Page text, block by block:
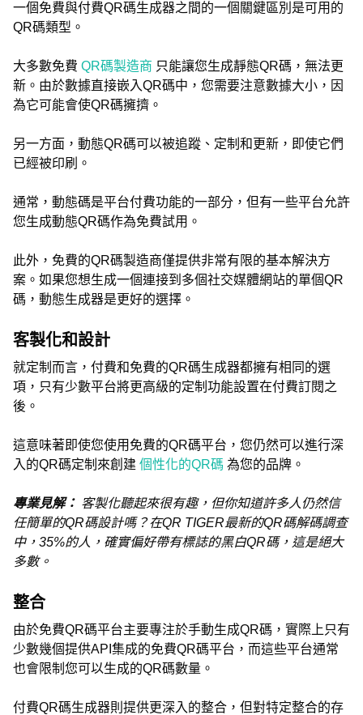
一個免費與付費QR碼生成器之間的一個關鍵區別是可用的
QR碼類型。
大多數免費 QR碼製造商 只能讓您生成靜態QR碼，無法更
新。由於數據直接嵌入QR碼中，您需要注意數據大小，因
為它可能會使QR碼擁擠。
另一方面，動態QR碼可以被追蹤、定制和更新，即使它們
已經被印刷。
通常，動態碼是平台付費功能的一部分，但有一些平台允許
您生成動態QR碼作為免費試用。
此外，免費的QR碼製造商僅提供非常有限的基本解決方
案。如果您想生成一個連接到多個社交媒體網站的單個QR
碼，動態生成器是更好的選擇。
客製化和設計
就定制而言，付費和免費的QR碼生成器都擁有相同的選
項，只有少數平台將更高級的定制功能設置在付費訂閱之
後。
這意味著即使您使用免費的QR碼平台，您仍然可以進行深
入的QR碼定制來創建 個性化的QR碼 為您的品牌。
專業見解： 客製化聽起來很有趣，但你知道許多人仍然信
任簡單的QR碼設計嗎？在QR TIGER最新的QR碼解碼調查
中，35%的人，確實偏好帶有標誌的黑白QR碼，這是絕大
多數。
整合
由於免費QR碼平台主要專注於手動生成QR碼，實際上只有
少數幾個提供API集成的免費QR碼平台，而這些平台通常
也會限制您可以生成的QR碼數量。
付費QR碼生成器則提供更深入的整合，但對特定整合的存